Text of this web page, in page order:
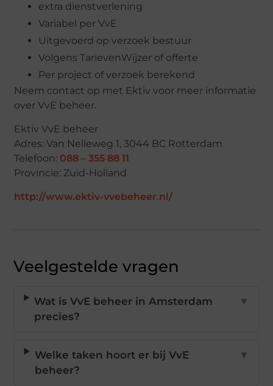
extra dienstverlening
Variabel per VvE
Uitgevoerd op verzoek bestuur
Volgens TarievenWijzer of offerte
Per project of verzoek berekend
Neem contact op met Ektiv voor meer informatie
over VvE beheer.
Ektiv VvE beheer
Adres: Van Nelleweg 1, 3044 BC Rotterdam
Telefoon: 088 – 355 88 11
Provincie: Zuid-Holland
http://www.ektiv-vvebeheer.nl/
Veelgestelde vragen
Wat is VvE beheer in Amsterdam
precies?
▼
Welke taken hoort er bij VvE
beheer?
▼